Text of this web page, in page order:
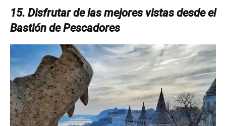
15. Disfrutar de las mejores vistas desde el
Bastión de Pescadores